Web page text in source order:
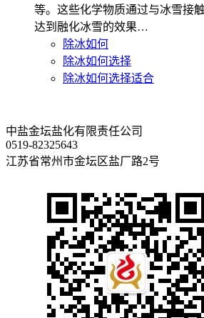
等。这些化学物质通过与冰雪接
达到融化冰雪的效果…
除冰如何
除冰如何选择
除冰如何选择适合
中盐金坛盐化有限责任公司
0519-82325643
江苏省常州市金坛区盐厂路2号